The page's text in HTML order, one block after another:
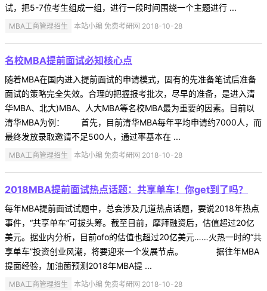
试，把5-7位考生组成一组，进行一段时间围绕一个主题进行 ...
MBA工商管理招生 本站小编 免费考研网 2018-10-28
名校MBA提前面试必知核心点
随着MBA在国内进入提前面试的申请模式，固有的先准备笔试后准备
面试的策略完全失效。合理的把握报考批次，尽早的准备，是进入清
华MBA、北大)MBA、人大MBA等名校MBA最为重要的因素。目前以
清华MBA为例： 首先，目前清华MBA每年平均申请约7000人，而
最终发放录取邀请不足500人，通过率基本在 ...
MBA工商管理招生 本站小编 免费考研网 2018-10-28
2018MBA提前面试热点话题：共享单车！你get到了吗？
每年MBA提前面试试题中，总会涉及几道热点话题，要说2018年热点
事件，“共享单车”可拔头筹。截至目前，摩拜融资后，估值超过20亿
美元。据业内分析，目前ofo的估值也超过20亿美元……火热一时的“共
享单车”投资创业风潮，将要迎来一个发展节点。 据往年MBA
提面经验，加油菌预测2018年MBA提 ...
MBA工商管理招生 本站小编 免费考研网 2018-10-28